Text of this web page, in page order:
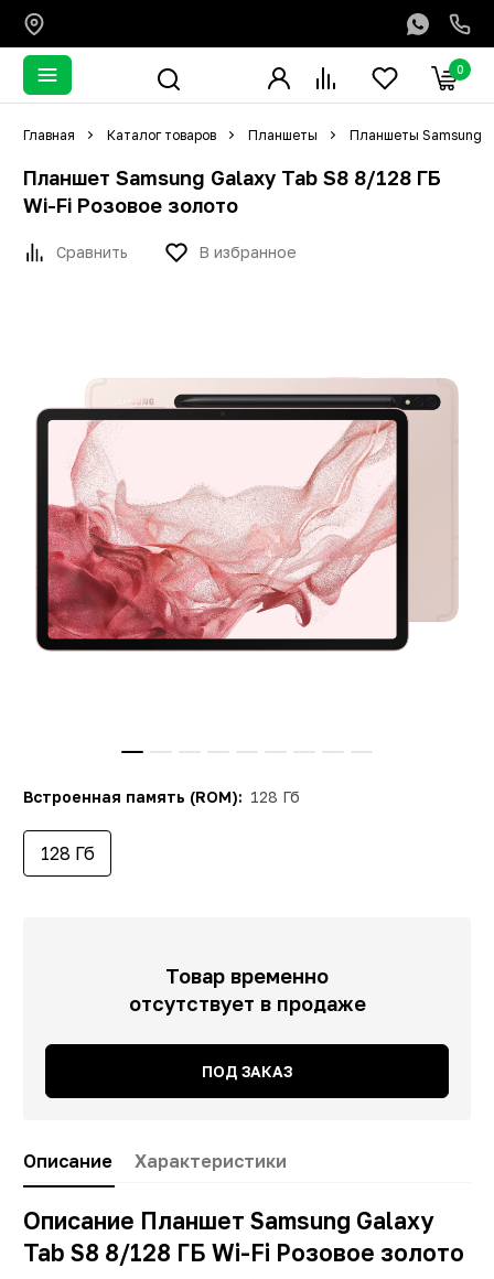
0
Главная Каталог товаров Планшеты Планшеты Samsung
Планшет Samsung Galaxy Tab S8 8/128 ГБ
Wi-Fi Розовое золото
Сравнить В избранное
Встроенная память (ROM): 128 Гб
128 Гб
Товар временно
отсутствует в продаже
ПОД ЗАКАЗ
Описание Характеристики
Описание Планшет Samsung Galaxy
Tab S8 8/128 ГБ Wi-Fi Розовое золото